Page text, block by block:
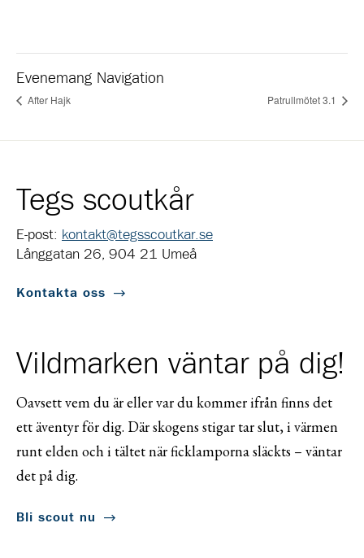
Evenemang Navigation
After Hajk Patrullmötet 3.1
Tegs scoutkår
E-post: kontakt@tegsscoutkar.se
Långgatan 26, 904 21 Umeå
Kontakta oss
Vildmarken väntar på dig!
Oavsett vem du är eller var du kommer ifrån finns det
ett äventyr för dig. Där skogens stigar tar slut, i värmen
runt elden och i tältet när ficklamporna släckts – väntar
det på dig.
Bli scout nu